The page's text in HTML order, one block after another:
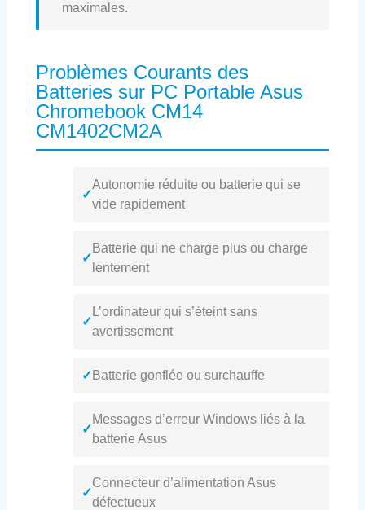
maximales.
Problèmes Courants des
Batteries sur PC Portable Asus
Chromebook CM14
CM1402CM2A
✓
Autonomie réduite ou batterie qui se
vide rapidement
✓
Batterie qui ne charge plus ou charge
lentement
✓
L’ordinateur qui s’éteint sans
avertissement
✓ Batterie gonflée ou surchauffe
✓
Messages d’erreur Windows liés à la
batterie Asus
✓
Connecteur d’alimentation Asus
défectueux